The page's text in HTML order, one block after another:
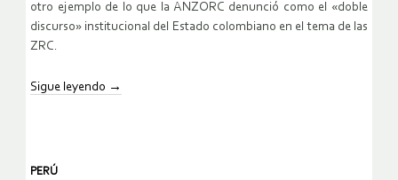
otro ejemplo de lo que la ANZORC denunció como el «doble
discurso» institucional del Estado colombiano en el tema de las
ZRC.
Sigue leyendo →
PERÚ